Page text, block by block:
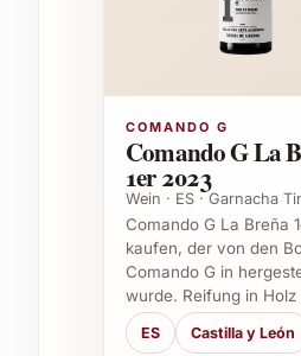
Geburtstage und
Weihnachten
Einladung zum
Warum Colosía
Verwöhnen Sie sich
veredelt. Die 50 cl
besonderes Präsent
machen ihn zum
COMANDO G
Comando G La
1er 2023
Wein · ES · Garnacha
Comando G La Breña
kaufen, der von den
Comando G in
wurde. Reifung in Holz
ES Castilla y León